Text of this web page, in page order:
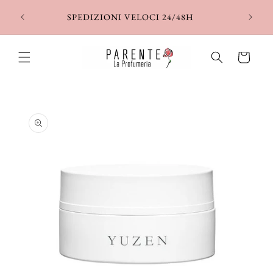
direttamente
SPEDIZIONI VELOCI 24/48H
Carrello
informazioni
sul prodotto